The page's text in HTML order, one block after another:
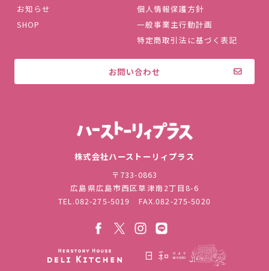
お知らせ
SHOP
個人情報保護方針
一般事業主行動計画
特定商取引法に基づく表記
お問い合わせ
株式会社ハーストーリィプラス
〒733-0863
広島県広島市西区草津南2丁目8-6
TEL.082-275-5019 FAX.082-275-5020